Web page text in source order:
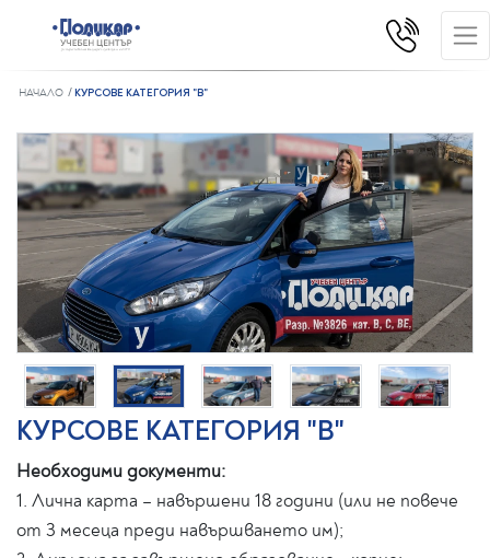
НАЧАЛО КУРСОВЕ КАТЕГОРИЯ "B"
КУРСОВЕ КАТЕГОРИЯ "B"
Необходими документи:
1. Лична карта – навършени 18 години (или не повече
от 3 месеца преди навършването им);